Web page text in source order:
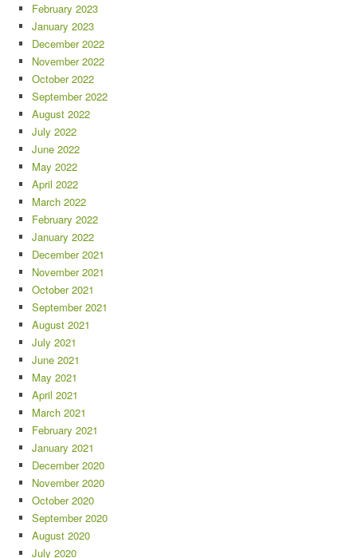
February 2023
January 2023
December 2022
November 2022
October 2022
September 2022
August 2022
July 2022
June 2022
May 2022
April 2022
March 2022
February 2022
January 2022
December 2021
November 2021
October 2021
September 2021
August 2021
July 2021
June 2021
May 2021
April 2021
March 2021
February 2021
January 2021
December 2020
November 2020
October 2020
September 2020
August 2020
July 2020